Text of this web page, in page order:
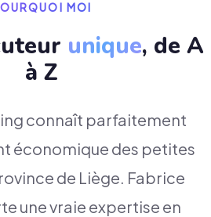
MOI
unique, de A
à Z
connaît parfaitement
économique des petites
de Liège. Fabrice
une vraie expertise en